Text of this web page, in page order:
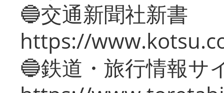
🔵交通新聞社新書
https://
🔵鉄道・旅行情報サ